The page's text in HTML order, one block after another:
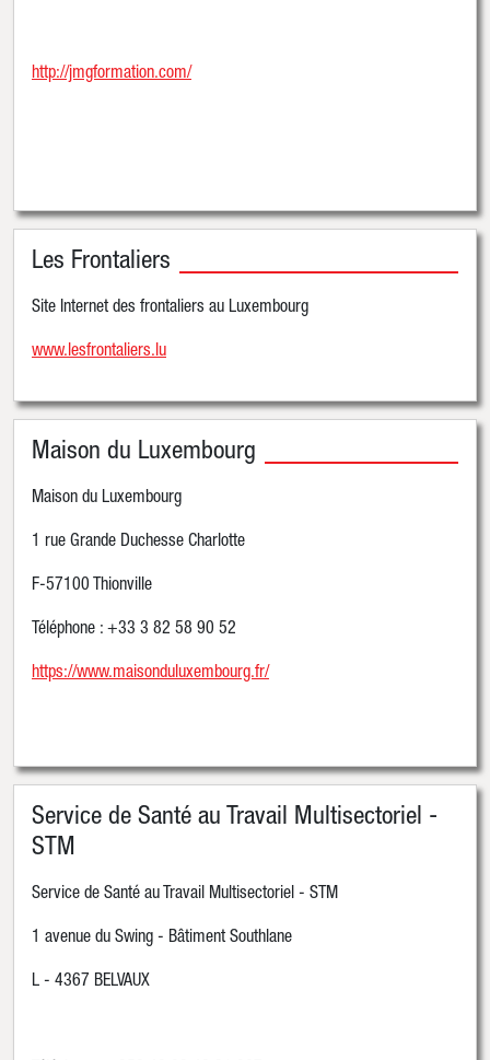
http://jmgformation.com/
Les Frontaliers
Site Internet des frontaliers au Luxembourg
www.lesfrontaliers.lu
Maison du Luxembourg
Maison du Luxembourg
1 rue Grande Duchesse Charlotte
F-57100 Thionville
Téléphone : +33 3 82 58 90 52
https://www.maisonduluxembourg.fr/
Service de Santé au Travail Multisectoriel -
STM
Service de Santé au Travail Multisectoriel - STM
1 avenue du Swing - Bâtiment Southlane
L - 4367 BELVAUX